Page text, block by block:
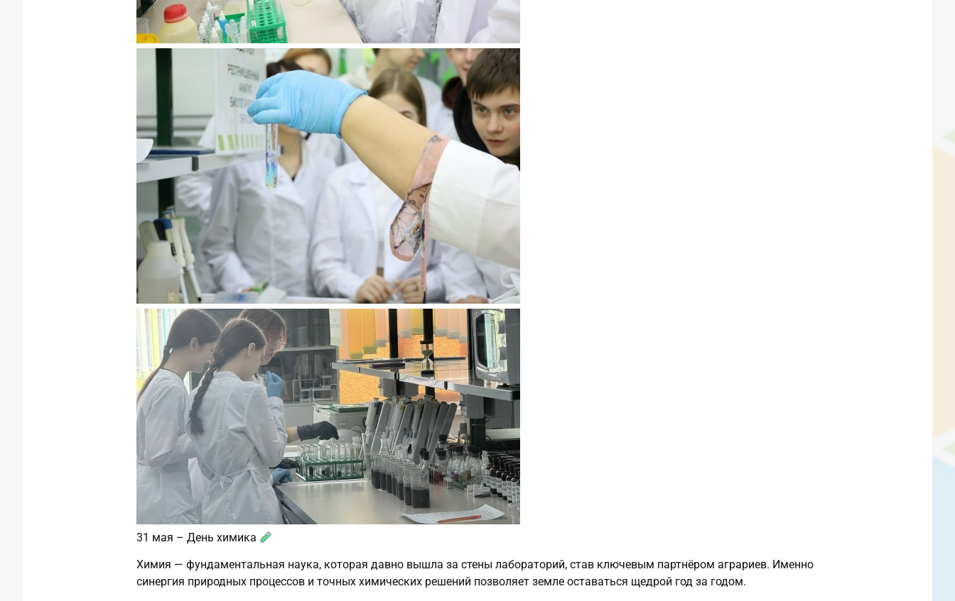
31 мая – День химика
Химия — фундаментальная наука, которая давно вышла за стены лабораторий, став ключевым партнёром аграриев. Именно
синергия природных процессов и точных химических решений позволяет земле оставаться щедрой год за годом.